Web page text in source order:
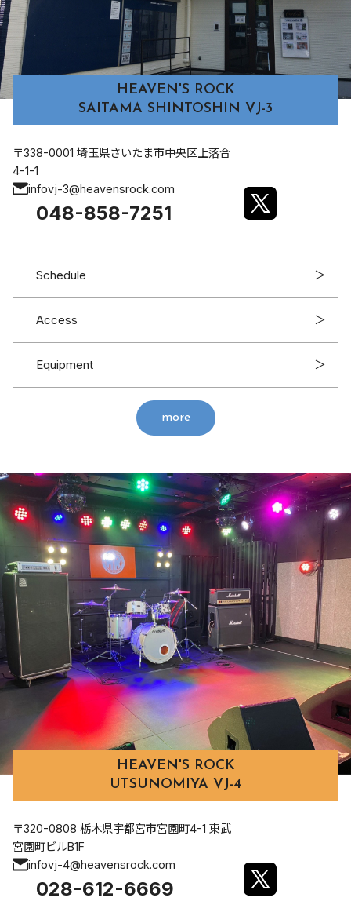
HEAVEN'S ROCK
SAITAMA SHINTOSHIN VJ-3
〒338-0001 埼玉県さいたま市中央区上落合
4-1-1
infovj-3@heavensrock.com
048-858-7251
Schedule ＞
Access ＞
Equipment ＞
more
HEAVEN'S ROCK
UTSUNOMIYA VJ-4
〒320-0808 栃木県宇都宮市宮園町4-1 東武
宮園町ビルB1F
infovj-4@heavensrock.com
028-612-6669